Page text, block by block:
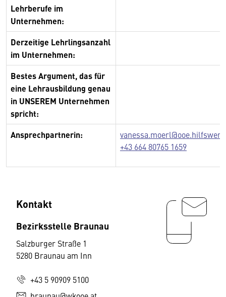
Lehrberufe im
Unternehmen:
Derzeitige Lehrlingsanzahl
im Unternehmen:
Bestes Argument, das für
eine Lehrausbildung genau
in UNSEREM Unternehmen
spricht:
Ansprechpartnerin:
+43 664 80765 1659
Kontakt
Bezirksstelle Braunau
Salzburger Straße 1
5280 Braunau am Inn
+43 5 90909 5100